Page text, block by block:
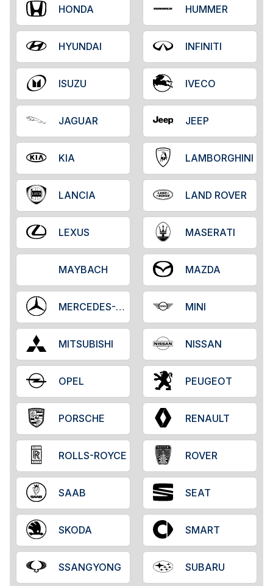
HONDA HUMMER
HYUNDAI INFINITI
ISUZU IVECO
JAGUAR JEEP
KIA LAMBORGHINI
LANCIA LAND ROVER
LEXUS MASERATI
MAYBACH MAZDA
MERCEDES-BENZ MINI
MITSUBISHI NISSAN
OPEL PEUGEOT
PORSCHE RENAULT
ROLLS-ROYCE ROVER
SAAB SEAT
SKODA SMART
SSANGYONG SUBARU